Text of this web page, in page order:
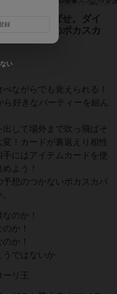
手を吹っ飛ばせ。ダイ
メビツくんのポカスカ
ながらでも覚えられる！
ら好きなパーティーを組ん
して場外まで吹っ飛ばそ
！カードが裏返えり相性
にはアイテムカードを使
よう！
想のつかないポカスカバ
のか！
か！
か！
うではないか
リ王
録
い